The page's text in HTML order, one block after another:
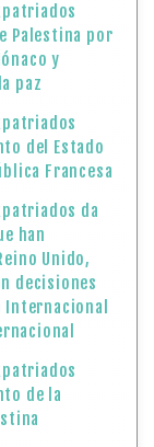
Palestina por
y
paz
del Estado
Francesa
da
han
Unido,
decisiones
de la